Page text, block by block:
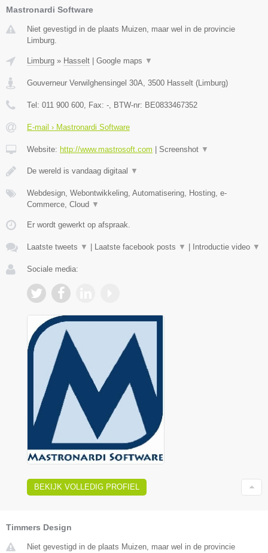
Mastronardi Software
Niet gevestigd in de plaats Muizen, maar wel in de provincie
Limburg.
Limburg » Hasselt Google maps ▼
Gouverneur Verwilghensingel 30A, 3500 Hasselt (Limburg)
Tel: 011 900 600, Fax: -, BTW-nr: BE0833467352
E-mail › Mastronardi Software
Website: http://www.mastrosoft.com Screenshot ▼
De wereld is vandaag digitaal ▼
Webdesign, Webontwikkeling, Automatisering, Hosting, e-
Commerce, Cloud ▼
Er wordt gewerkt op afspraak.
Laatste tweets ▼ Laatste facebook posts ▼ Introductie video ▼
Sociale media:
BEKIJK VOLLEDIG PROFIEL
Timmers Design
Niet gevestigd in de plaats Muizen, maar wel in de provincie